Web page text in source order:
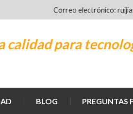
Correo electrónico:
calidad para
BLOG PREGUNTAS